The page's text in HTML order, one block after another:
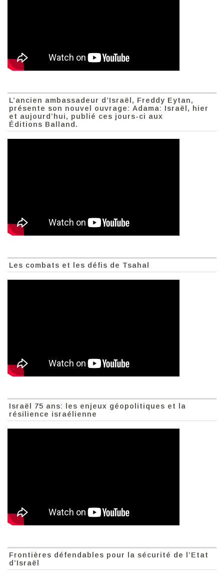
L’ancien ambassadeur d’Israël, Freddy Eytan,
présente son nouvel ouvrage: Adama: Israël, hier
et aujourd’hui, publié ces jours-ci aux
Éditions Balland.
Les combats et les défis de Tsahal
Israël 75 ans: les enjeux géopolitiques et la
résilience israélienne
Frontières défendables pour la sécurité de l’Etat
d’Israël